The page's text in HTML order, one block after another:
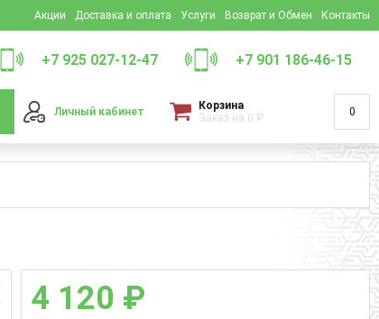
Акции Доставка и оплата Услуги Возврат и Обмен Контакты
+7 925 027-12-47 +7 901 186-46-15
Личный кабинет
Корзина
Заказ на 0 ₽ 0
4 120 ₽